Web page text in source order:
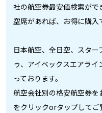
社の航空券最安値検索がで
空席があれば、お得に購入
日本航空、全日空、スタ
ゥ、アイベックスエアラ
っております。
航空会社別の格安航空券
をクリックorタップしてご